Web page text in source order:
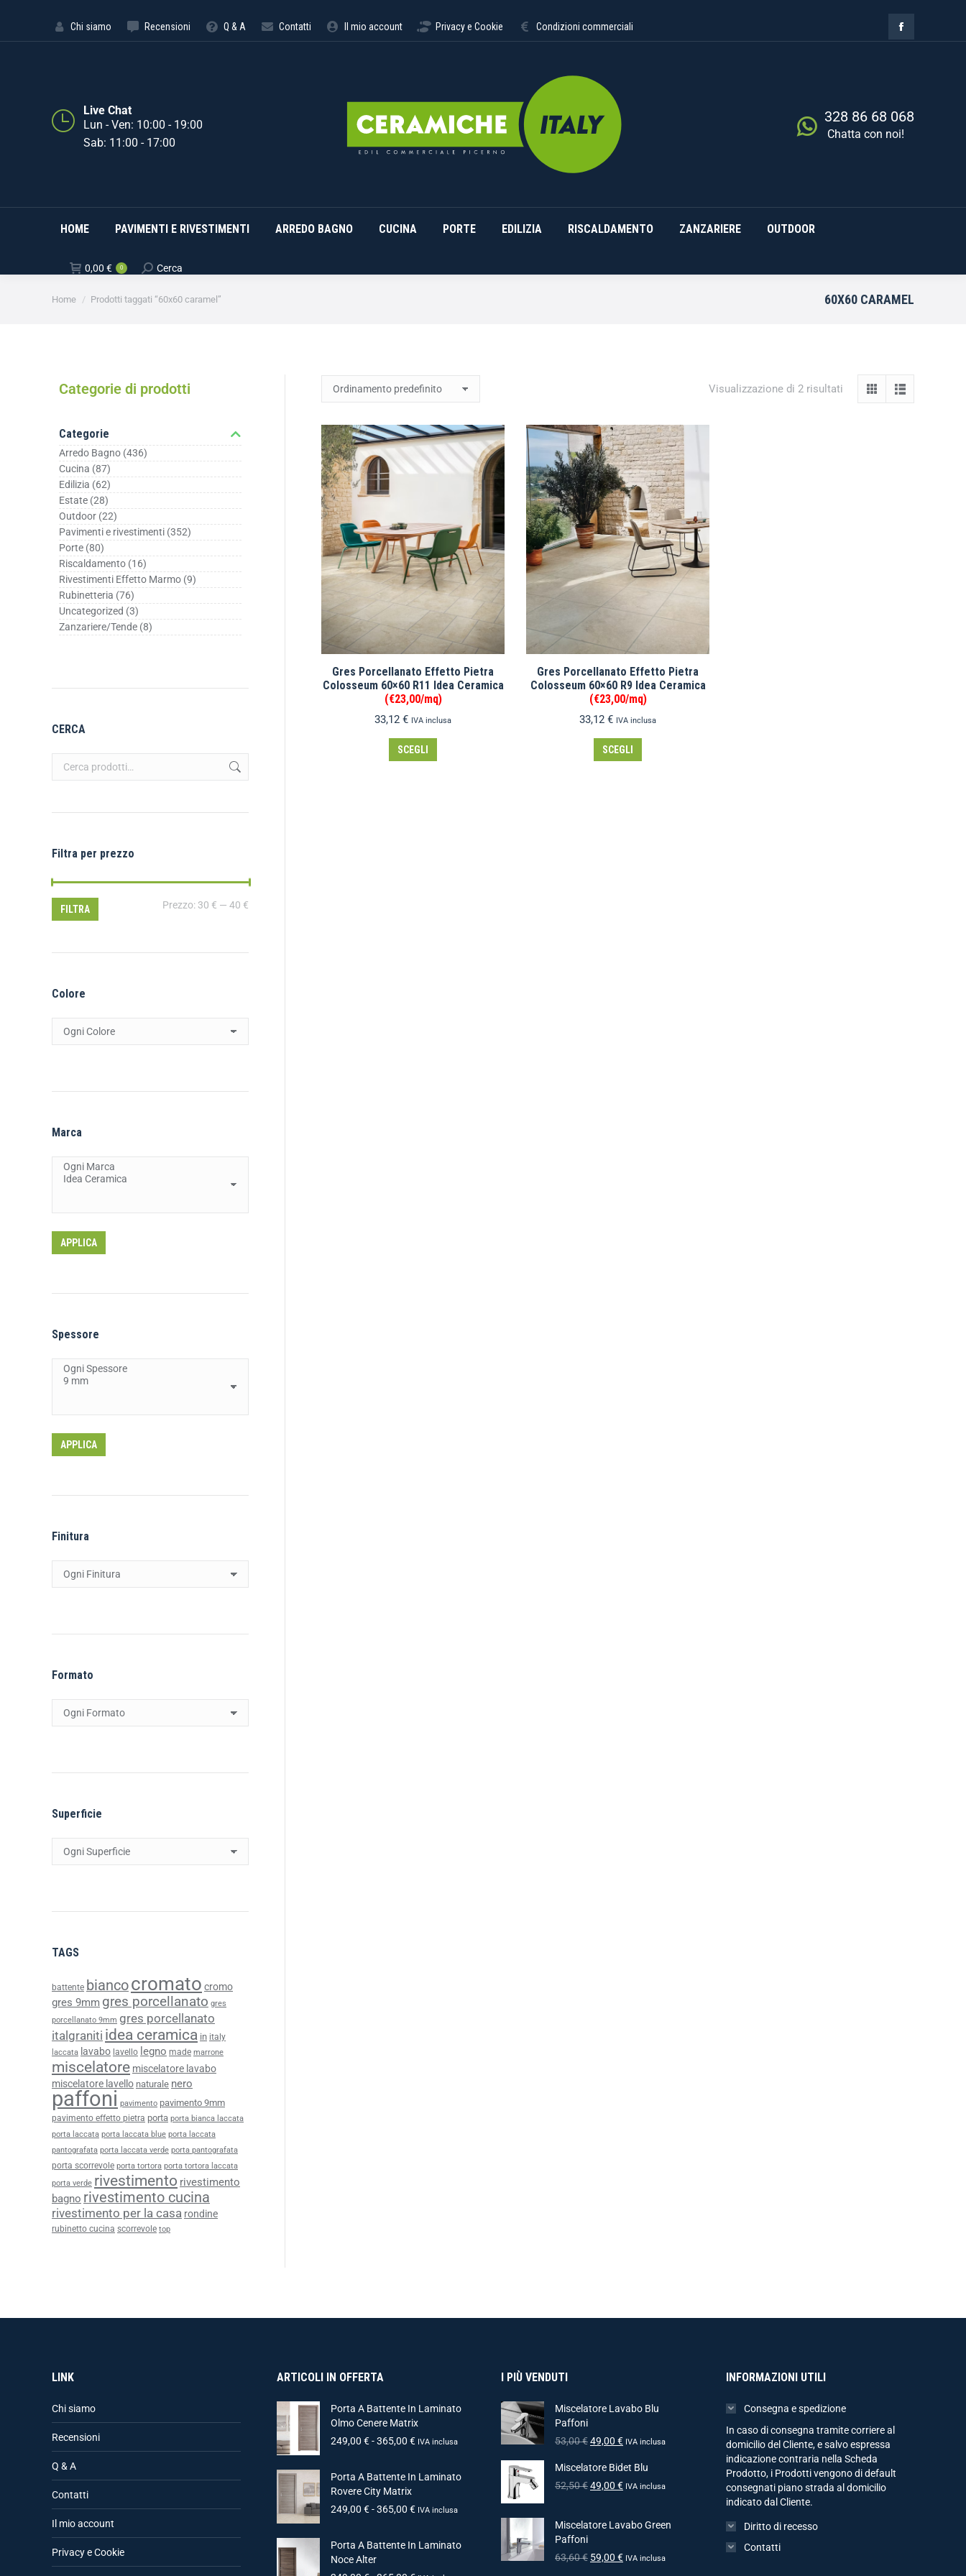
Chi siamo Recensioni Q & A Contatti Il mio account Privacy e Cookie Condizioni commerciali
Live Chat
Lun - Ven: 10:00 - 19:00
Sab: 11:00 - 17:00
328 86 68 068
Chatta con noi!
HOME PAVIMENTI E RIVESTIMENTI ARREDO BAGNO CUCINA PORTE EDILIZIA RISCALDAMENTO ZANZARIERE OUTDOOR
0,00 € 0 Cerca
Tu sei qui:
Home Prodotti taggati “60x60 caramel” 60X60 CARAMEL
Visualizzazione di 2 risultati
Gres Porcellanato Effetto Pietra
Colosseum 60×60 R11 Idea Ceramica
(€23,00/mq)
33,12 € IVA inclusa
SCEGLI
Gres Porcellanato Effetto Pietra
Colosseum 60×60 R9 Idea Ceramica
(€23,00/mq)
33,12 € IVA inclusa
SCEGLI
Categorie di prodotti
Categorie
Arredo Bagno (436)
Cucina (87)
Edilizia (62)
Estate (28)
Outdoor (22)
Pavimenti e rivestimenti (352)
Porte (80)
Riscaldamento (16)
Rivestimenti Effetto Marmo (9)
Rubinetteria (76)
Uncategorized (3)
Zanzariere/Tende (8)
CERCA
Filtra per prezzo
FILTRA Prezzo: 30 € — 40 €
Colore
Marca
APPLICA
Spessore
APPLICA
Finitura
Formato
Superficie
TAGS
battente biancocromato cromo
gres 9mm gres porcellanato gres
porcellanato 9mm gres porcellanato
italgraniti idea ceramica in italy
laccata lavabo lavello legno made marrone
miscelatore miscelatore lavabo
miscelatore lavello naturale nero
paffoni pavimento pavimento 9mm
pavimento effetto pietra porta porta bianca laccata
porta laccata porta laccata blue porta laccata
pantografata porta laccata verde porta pantografata
porta scorrevole porta tortora porta tortora laccata
porta verde rivestimento rivestimento
bagno rivestimento cucina
rivestimento per la casa rondine
rubinetto cucina scorrevole top
LINK
Chi siamo
Recensioni
Q & A
Contatti
Il mio account
Privacy e Cookie
ARTICOLI IN OFFERTA
Porta A Battente In Laminato
Olmo Cenere Matrix
249,00 € - 365,00 € IVA inclusa
Porta A Battente In Laminato
Rovere City Matrix
249,00 € - 365,00 € IVA inclusa
Porta A Battente In Laminato
Noce Alter
I PIÙ VENDUTI
Miscelatore Lavabo Blu
Paffoni
53,00€49,00 € IVA inclusa
Miscelatore Bidet Blu
52,50€49,00 € IVA inclusa
Miscelatore Lavabo Green
Paffoni
63,60€ 59,00 € IVA inclusa
INFORMAZIONI UTILI
Consegna e spedizione
In caso di consegna tramite corriere al
domicilio del Cliente, e salvo espressa
indicazione contraria nella Scheda
Prodotto, i Prodotti vengono di default
consegnati piano strada al domicilio
indicato dal Cliente.
Diritto di recesso
Contatti
HOME PAVIMENTI E RIVESTIMENTI ARREDO BAGNO CUCINA PORTE EDILIZIA